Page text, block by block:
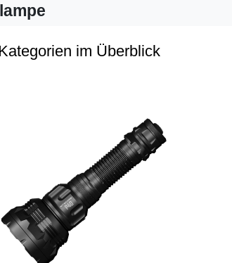
im Überblick